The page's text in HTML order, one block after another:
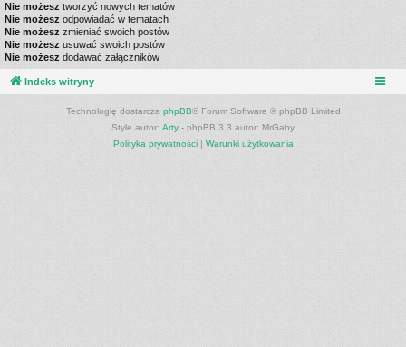
Nie możesz tworzyć nowych tematów
Nie możesz odpowiadać w tematach
Nie możesz zmieniać swoich postów
Nie możesz usuwać swoich postów
Nie możesz dodawać załączników
Indeks witryny
Technologię dostarcza phpBB® Forum Software © phpBB Limited
Style autor: Arty - phpBB 3.3 autor: MrGaby
Polityka prywatności| Warunki użytkowania